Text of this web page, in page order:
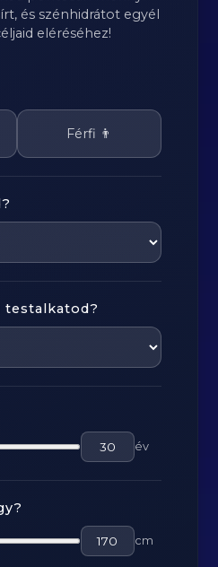
és szénhidrátot egyél
eléréséhez!
Férfi 👨
testalkatod?
év
cm